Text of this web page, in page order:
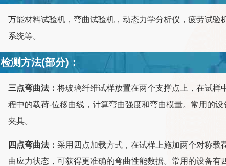
万能材料试验机，弯曲试验机，动态力学分析仪，疲劳试验
系统等。
检测方法(部分)：
三点弯曲法：将玻璃纤维试样放置在两个支撑点上，在试样
程中的载荷-位移曲线，计算弯曲强度和弯曲模量。常用的
夹具。
四点弯曲法：采用四点加载方式，在试样上施加两个对称载
曲应力状态，可获得更准确的弯曲性能数据。常用的设备有